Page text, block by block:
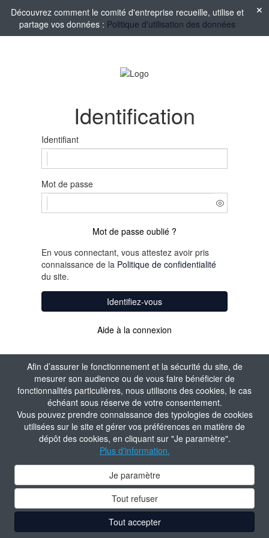
Afin d’assurer le fonctionnement et la sécurité du site, de
mesurer son audience ou de vous faire bénéficier de
fonctionnalités particulières, nous utilisons des cookies, le cas
échéant sous réserve de votre consentement.
Vous pouvez prendre connaissance des typologies de cookies
utilisées sur le site et gérer vos préférences en matière de
dépôt des cookies, en cliquant sur "Je paramètre".
Plus d'information.
Je paramètre
Tout refuser
Tout accepter
Découvrez comment le comité d'entreprise recueille, utilise et
partage vos données : Politique d'utilisation des données
Identification
Identifiant
Mot de passe
Mot de passe oublié ?
En vous connectant, vous attestez avoir pris
connaissance de la Politique de confidentialité
du site.
Identifiez-vous
Aide à la connexion